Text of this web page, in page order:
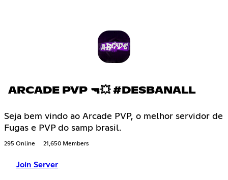
ARCADE PVP 🔫💥 #DESBANALL
Seja bem vindo ao Arcade PVP, o melhor servidor de
Fugas e PVP do samp brasil.
295 Online 21,650 Members
Join Server